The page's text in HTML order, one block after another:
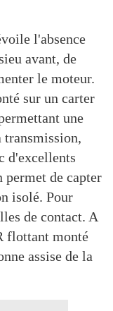
l'absence
avant, de
le moteur.
sur un carter
une
d'excellents
de capter
isolé. Pour
de contact. A
flottant monté
assise de la